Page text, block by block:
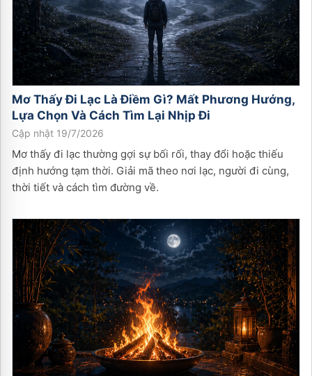
Mơ Thấy Đi Lạc Là Điềm Gì? Mất Phương Hướng,
Lựa Chọn Và Cách Tìm Lại Nhịp Đi
Cập nhật 19/7/2026
Mơ thấy đi lạc thường gợi sự bối rối, thay đổi hoặc thiếu
định hướng tạm thời. Giải mã theo nơi lạc, người đi cùng,
thời tiết và cách tìm đường về.